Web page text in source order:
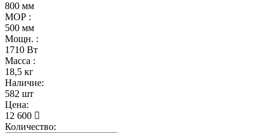
800 мм
МОР :
500 мм
Мощн. :
1710 Вт
Масса :
18,5 кг
Наличие:
582 шт
Цена:
12 600
Количество: